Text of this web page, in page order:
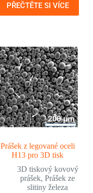
PŘEČTĚTE SI VÍCE
Prášek z legované oceli
H13 pro 3D tisk
3D tiskový kovový
prášek,Prášek ze
slitiny železa